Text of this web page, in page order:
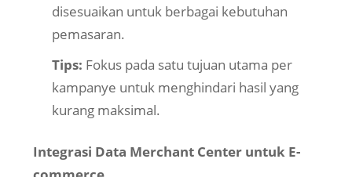
disesuaikan untuk berbagai kebutuhan
pemasaran.
Tips: Fokus pada satu tujuan utama per
kampanye untuk menghindari hasil yang
kurang maksimal.
Integrasi Data Merchant Center untuk E-